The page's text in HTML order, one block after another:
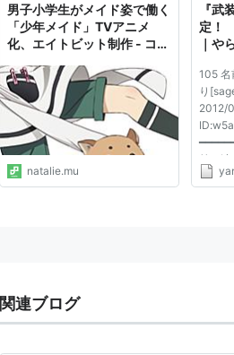
男子小学生がメイド姿で働く
「少年メイド」TVアニメ
化、エイトビット制作 - コミ
natalie.mu
『武
定！
｜や
105 名
り
2012/
前：
[sage]
関連ブログ